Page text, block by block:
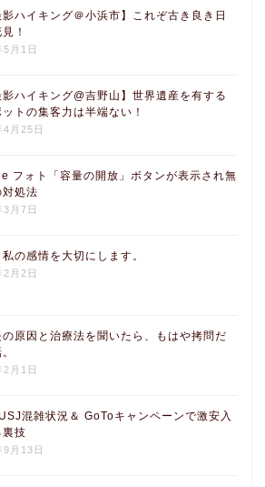
影ハイキング＠小浜市】これぞ古き良き日
！
5月1日
影ハイキング@吉野山】世界遺産を有する
トの集客力は半端ない！
4月25日
フォト「容量の開放」ボタンが表示され無
対処法
3月7日
の感情を大切にします。
2月2日
の原因と治療法を聞いたら、もはや拷問だ
2月1日
混雑状況＆ GoToキャンペーンで激安入
技
9月13日